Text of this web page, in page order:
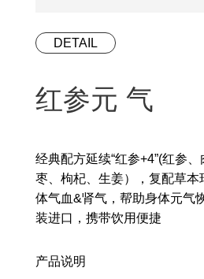
DETAIL
红参元 气
经典配方延续“红参+4”(红参
枣、枸杞、生姜），复配草本
体气血&肾气，帮助身体元气
装进口，携带饮用便捷
产品说明